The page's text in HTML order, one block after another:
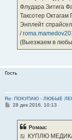
Флудара Зитига
Таксотер
Энплейт
/
(Выезжаем в
Гость
Re: ПОКУПАЮ - ЛЮБЫЕ
С28 дек 2016, 10:13
Ромаа:
КУПЛЮ